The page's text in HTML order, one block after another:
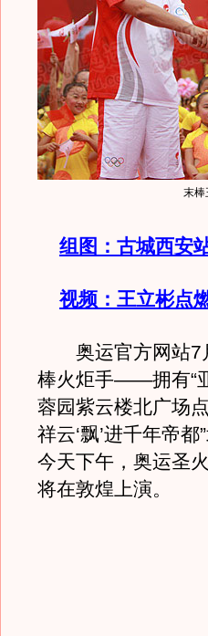
末棒
组图：古城西安
视频：王立彬点
奥运官方网站7
棒火炬手——拥有“
蓉园紫云楼北广场
祥云‘飘’进千年帝
今天下午，奥运圣
将在敦煌上演。